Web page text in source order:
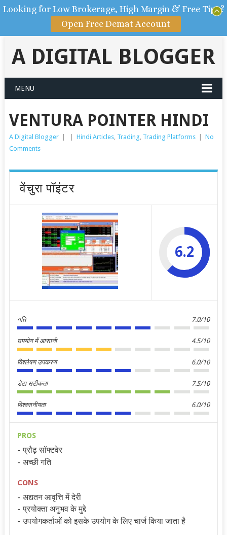
A DIGITAL BLOGGER
MENU
VENTURA POINTER HINDI
A Digital Blogger Hindi Articles, Trading, Trading Platforms
No
Comments
वेंचुरा पॉइंटर
6.2
गति 7.0/10
उपयोग में आसानी 4.5/10
विश्लेषण उपकरण 6.0/10
डेटा सटीकता 7.5/10
विश्वसनीयता 6.0/10
PROS
प्रौढ़ सॉफ्टवेर
अच्छी गति
CONS
अद्यतन आवृत्ति में देरी
प्रयोक्ता अनुभव के मुद्दे
उपयोगकर्ताओं को इसके उपयोग के लिए चार्ज किया जाता है
Looking for Low Brokerage, High Margin & Free Tips?
Open Free Demat Account